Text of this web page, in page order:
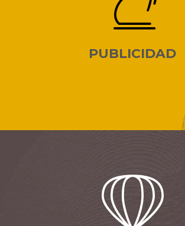
PUBLICIDAD